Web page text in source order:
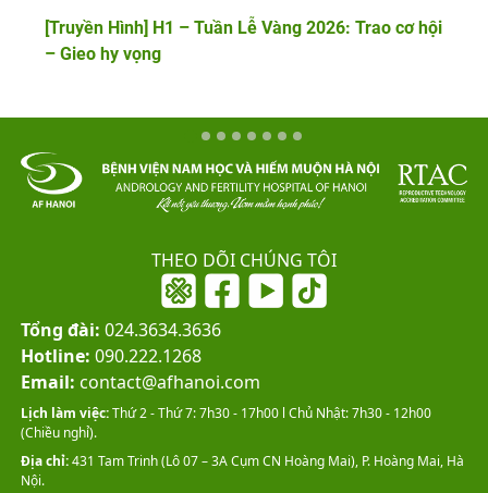
[Truyền Hình] H1 – Tuần Lễ Vàng 2026: Trao cơ hội
– Gieo hy vọng
THEO DÕI CHÚNG TÔI
Tổng đài: 024.3634.3636
Hotline: 090.222.1268
Email: contact@afhanoi.com
Lịch làm việc:Thứ 2 - Thứ 7: 7h30 - 17h00 l Chủ Nhật: 7h30 - 12h00
(Chiều nghỉ).
Địa chỉ:431 Tam Trinh (Lô 07 – 3A Cụm CN Hoàng Mai), P. Hoàng Mai, Hà
Nội.